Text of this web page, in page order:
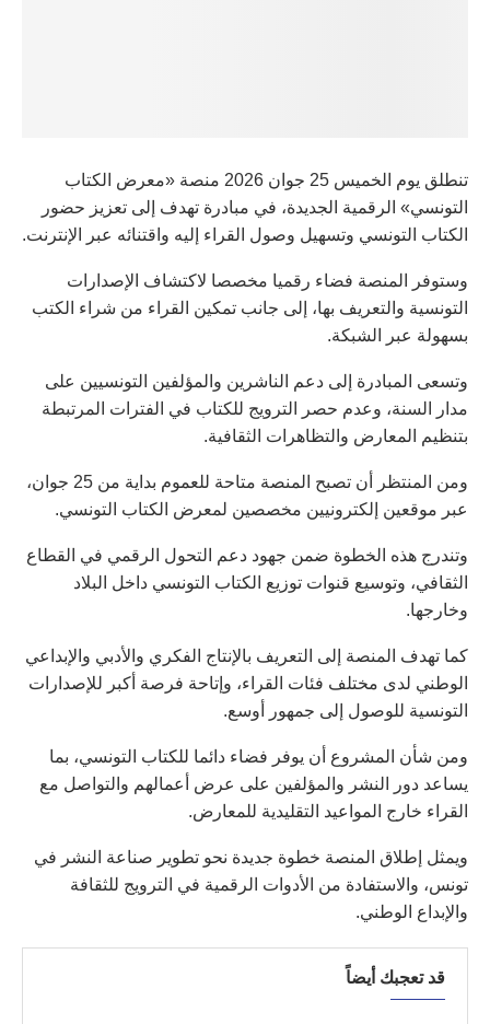
تنطلق يوم الخميس 25 جوان 2026 منصة «معرض الكتاب
التونسي» الرقمية الجديدة، في مبادرة تهدف إلى تعزيز حضور
الكتاب التونسي وتسهيل وصول القراء إليه واقتنائه عبر الإنترنت.
وستوفر المنصة فضاء رقميا مخصصا لاكتشاف الإصدارات
التونسية والتعريف بها، إلى جانب تمكين القراء من شراء الكتب
بسهولة عبر الشبكة.
وتسعى المبادرة إلى دعم الناشرين والمؤلفين التونسيين على
مدار السنة، وعدم حصر الترويج للكتاب في الفترات المرتبطة
بتنظيم المعارض والتظاهرات الثقافية.
ومن المنتظر أن تصبح المنصة متاحة للعموم بداية من 25 جوان،
عبر موقعين إلكترونيين مخصصين لمعرض الكتاب التونسي.
وتندرج هذه الخطوة ضمن جهود دعم التحول الرقمي في القطاع
الثقافي، وتوسيع قنوات توزيع الكتاب التونسي داخل البلاد
وخارجها.
كما تهدف المنصة إلى التعريف بالإنتاج الفكري والأدبي والإبداعي
الوطني لدى مختلف فئات القراء، وإتاحة فرصة أكبر للإصدارات
التونسية للوصول إلى جمهور أوسع.
ومن شأن المشروع أن يوفر فضاء دائما للكتاب التونسي، بما
يساعد دور النشر والمؤلفين على عرض أعمالهم والتواصل مع
القراء خارج المواعيد التقليدية للمعارض.
ويمثل إطلاق المنصة خطوة جديدة نحو تطوير صناعة النشر في
تونس، والاستفادة من الأدوات الرقمية في الترويج للثقافة
والإبداع الوطني.
قد تعجبك أيضاً